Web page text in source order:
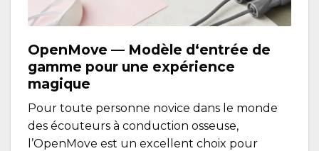
OpenMove — Modèle d‘entrée de
gamme pour une expérience
magique
Pour toute personne novice dans le monde
des écouteurs à conduction osseuse,
l’OpenMove est un excellent choix pour